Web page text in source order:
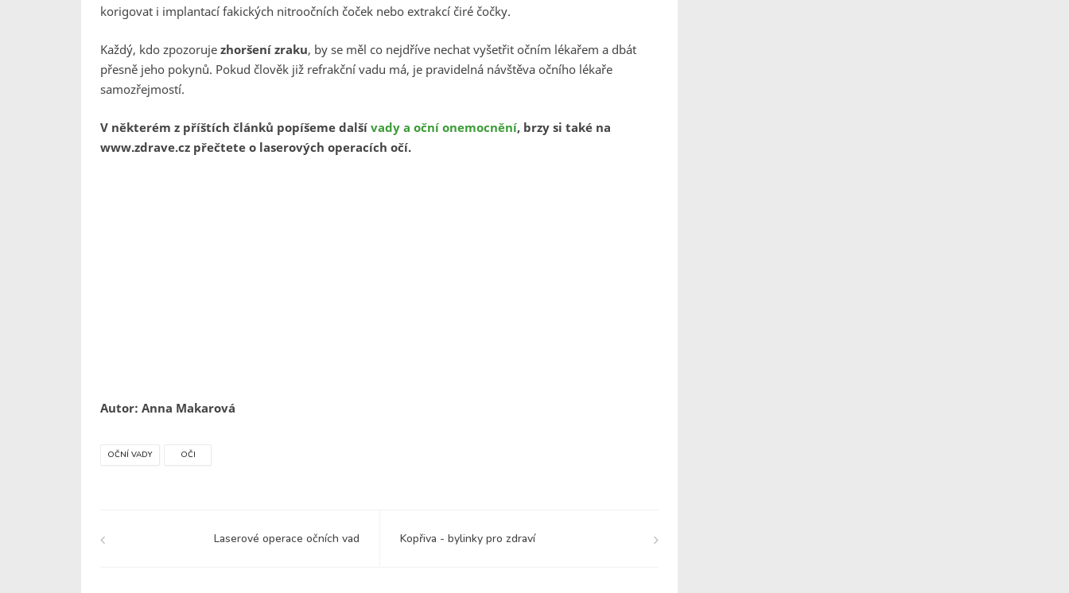
korigovat i implantací fakických nitroočních čoček nebo extrakcí čiré čočky.
Každý, kdo zpozoruje zhoršení zraku, by se měl co nejdříve nechat vyšetřit očním lékařem a dbát
přesně jeho pokynů. Pokud člověk již refrakční vadu má, je pravidelná návštěva očního lékaře
samozřejmostí.
V některém z příštích článků popíšeme další vady a oční onemocnění, brzy si také na
www.zdrave.cz přečtete o laserových operacích očí.
Autor: Anna Makarová
OČNÍ VADY OČI
Laserové operace očních vad Kopřiva - bylinky pro zdraví